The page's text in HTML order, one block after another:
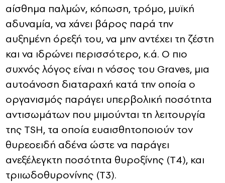
αίσθημα παλμών, κόπωση, τρόμο, μυϊκή
αδυναμία, να χάνει βάρος παρά την
αυξημένη όρεξή του, να μην αντέχει τη ζέστη
και να ιδρώνει περισσότερο, κ.ά. Ο πιο
συχνός λόγος είναι η νόσος του Graves, μια
αυτοάνοση διαταραχή κατά την οποία ο
οργανισμός παράγει υπερβολική ποσότητα
αντισωμάτων που μιμούνται τη λειτουργία
της TSH, τα οποία ευαισθητοποιούν τον
θυρεοειδή αδένα ώστε να παράγει
ανεξέλεγκτη ποσότητα θυροξίνης (Τ4), και
τριιωδοθυρονίνης (Τ3).